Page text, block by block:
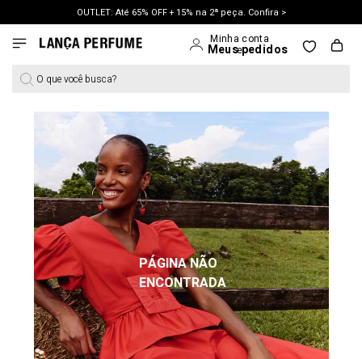
OUTLET: Até 65% OFF + 15% na 2ª peça. Confira >
LANÇAMENTO PRIMAVERA 27. Clique e aproveite.
O que você busca?
PÁGINA NÃO
ENCONTRADA